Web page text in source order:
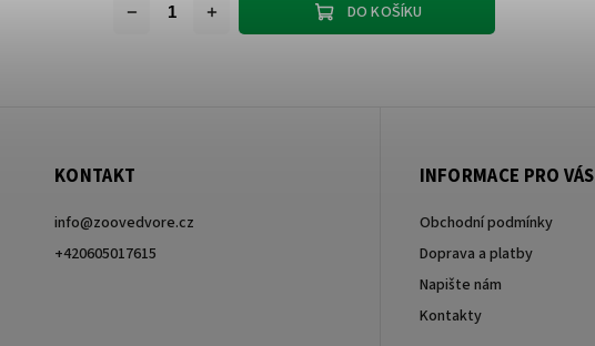
DO KOŠÍKU
KONTAKT
info@zoovedvore.cz
+420605017615
INFORMACE PRO VÁS
Obchodní podmínky
Doprava a platby
Napište nám
Kontakty